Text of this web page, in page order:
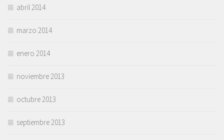
abril 2014
marzo 2014
enero 2014
noviembre 2013
octubre 2013
septiembre 2013